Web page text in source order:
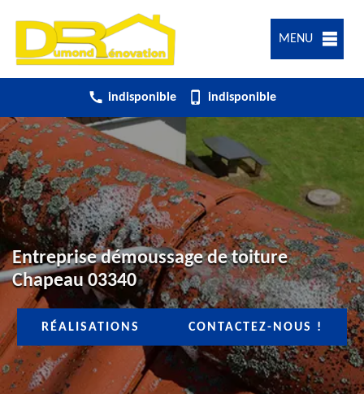
MENU
indisponible indisponible
Entreprise démoussage de toiture
Chapeau 03340
RÉALISATIONS CONTACTEZ-NOUS !